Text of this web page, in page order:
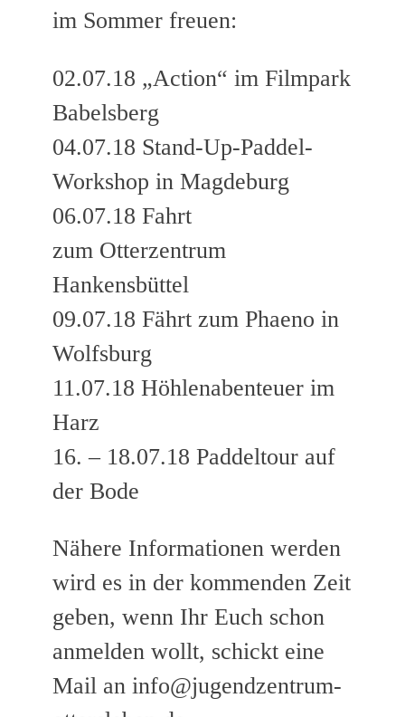
im Sommer freuen:
02.07.18 „Action“ im Filmpark
Babelsberg
04.07.18 Stand-Up-Paddel-
Workshop in Magdeburg
06.07.18 Fahrt
zum Otterzentrum
Hankensbüttel
09.07.18 Fährt zum Phaeno in
Wolfsburg
11.07.18 Höhlenabenteuer im
Harz
16. – 18.07.18 Paddeltour auf
der Bode
Nähere Informationen werden
wird es in der kommenden Zeit
geben, wenn Ihr Euch schon
anmelden wollt, schickt eine
Mail an info@jugendzentrum-